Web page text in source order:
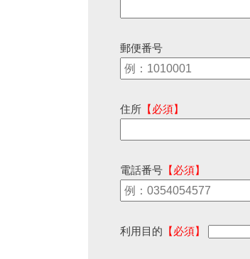
郵便番号
住所 【必須】
電話番号 【必須】
利用目的 【必須】